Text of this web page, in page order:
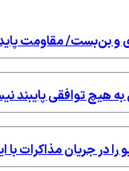
و بن‌بست/ مقاومت
به هیچ توافقی پایبند
در جریان مذاکرات با